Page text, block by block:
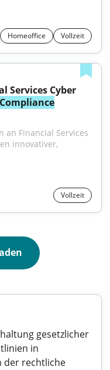
Homeoffice Vollzeit
Services Cyber
Compliance
an Financial Services
innovativer,
Vollzeit
gesetzlicher
in
der rechtliche